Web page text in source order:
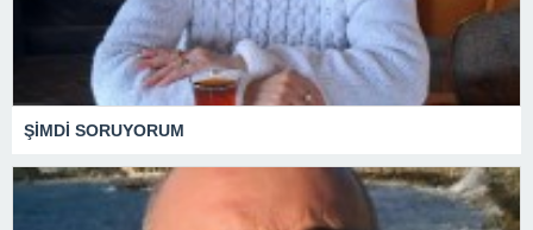
ŞİMDİ SORUYORUM